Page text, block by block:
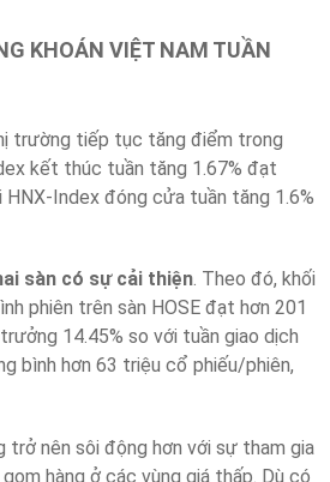
KHOÁN VIỆT NAM TUẦN
trường tiếp tục tăng điểm trong
kết thúc tuần tăng 1.67% đạt
HNX-Index đóng cửa tuần tăng 1.6%
sàn có sự cải thiện. Theo đó, khối
phiên trên sàn HOSE đạt hơn 201
14.45% so với tuần giao dịch
bình hơn 63 triệu cổ phiếu/phiên,
trở nên sôi động hơn với sự tham gia
hàng ở các vùng giá thấp. Dù có